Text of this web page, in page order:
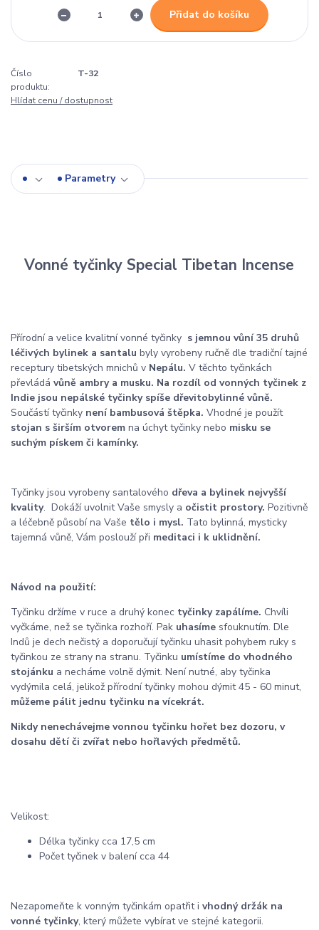
Přidat do košíku
Číslo
produktu:
T-32
Hlídat cenu / dostupnost
Parametry
Vonné tyčinky Special Tibetan Incense
Přírodní a velice kvalitní vonné tyčinky s jemnou vůní 35 druhů
léčivých bylinek a santalu byly vyrobeny ručně dle tradiční tajné
receptury tibetských mnichů v Nepálu. V těchto tyčinkách
převládá vůně ambry a musku. Na rozdíl od vonných tyčinek z
Indie jsou nepálské tyčinky spíše dřevitobylinné vůně.
Součástí tyčinky není bambusová štěpka. Vhodné je použít
stojan s širším otvorem na úchyt tyčinky nebo misku se
suchým pískem či kamínky.
Tyčinky jsou vyrobeny santalového dřeva a bylinek nejvyšší
kvality. Dokáží uvolnit Vaše smysly a očistit prostory. Pozitivně
a léčebně působí na Vaše tělo i mysl. Tato bylinná, mysticky
tajemná vůně, Vám poslouží při meditaci i k uklidnění.
Návod na použití:
Tyčinku držíme v ruce a druhý konec tyčinky zapálíme. Chvíli
vyčkáme, než se tyčinka rozhoří. Pak uhasíme sfouknutím. Dle
Indů je dech nečistý a doporučují tyčinku uhasit pohybem ruky s
tyčinkou ze strany na stranu. Tyčinku umístíme do vhodného
stojánku a necháme volně dýmit. Není nutné, aby tyčinka
vydýmila celá, jelikož přírodní tyčinky mohou dýmit 45 - 60 minut,
můžeme pálit jednu tyčinku na vícekrát.
Nikdy nenechávejme vonnou tyčinku hořet bez dozoru, v
dosahu dětí či zvířat nebo hořlavých předmětů.
Velikost:
Délka tyčinky cca 17,5 cm
Počet tyčinek v balení cca 44
Nezapomeňte k vonným tyčinkám opatřit i vhodný držák na
vonné tyčinky, který můžete vybírat ve stejné kategorii.